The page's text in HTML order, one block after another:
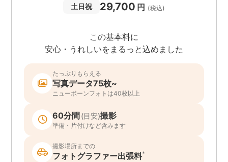
土日祝 29,700 円 (税込)
この基本料に
安心・うれしいをまるっと込めました
たっぷりもらえる
写真データ75枚~
ニューボーンフォトは40枚以上
60分間 (目安)撮影
準備・片付けなど含みます
撮影場所までの
フォトグラファー出張料*